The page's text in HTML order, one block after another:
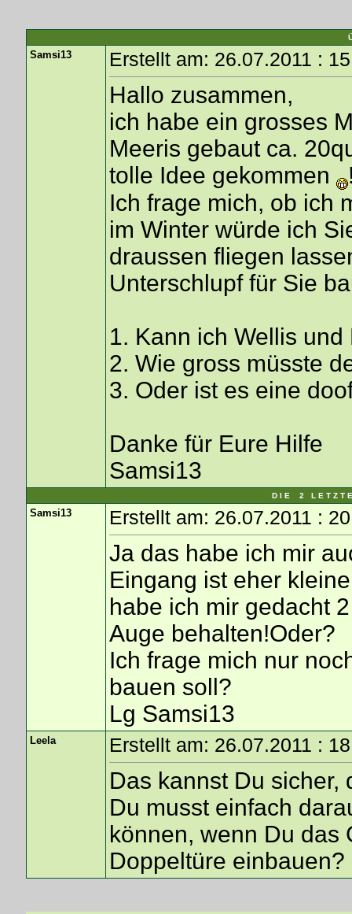
Samsi13 Erstellt am: 26.07.2011 :
Hallo zusammen,
ich habe ein grosses
Meeris gebaut ca.
tolle Idee gekommen
Ich frage mich, ob ich
im Winter würde ich
draussen fliegen
Unterschlupf für Sie
1. Kann ich Wellis
2. Wie gross müsste
3. Oder ist es eine
Danke für Eure Hilfe
Samsi13
D I E 2 L E T Z T
Samsi13 Erstellt am: 26.07.2011 :
Ja das habe ich mir
Eingang ist eher
habe ich mir gedacht
Auge behalten!Oder?
Ich frage mich nur
bauen soll?
Lg Samsi13
Leela Erstellt am: 26.07.2011 :
Das kannst Du sicher,
Du musst einfach
können, wenn Du das
Doppeltüre einbauen?